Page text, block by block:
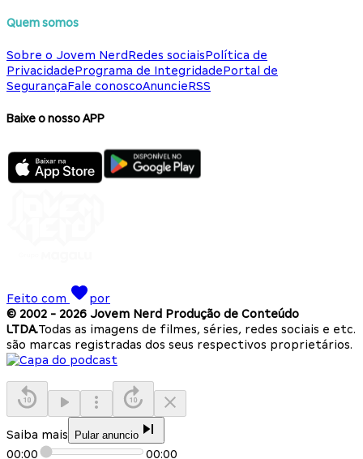
Quem somos
Sobre o Jovem NerdRedes sociaisPolítica de
PrivacidadePrograma de IntegridadePortal de
SegurançaFale conoscoAnuncieRSS
Baixe o nosso APP
Feito com
por
© 2002 - 2026 Jovem Nerd Produção de Conteúdo
LTDA.Todas as imagens de filmes, séries, redes sociais e etc.
são marcas registradas dos seus respectivos proprietários.
Saiba mais Pular anuncio
00:00 00:00